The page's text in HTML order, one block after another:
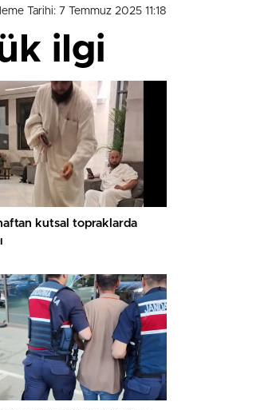
Tarihi: 7 Temmuz 2025 11:18
ilgi
kutsal topraklarda